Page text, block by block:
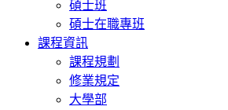
碩士班
碩士在職專班
課程資訊
課程規劃
修業規定
大學部